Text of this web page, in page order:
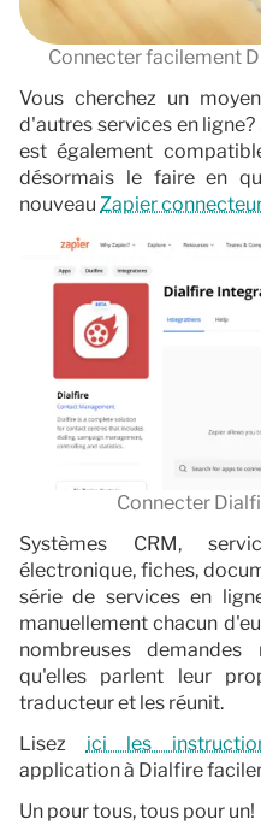
Connecter facilement
Vous cherchez un
d'autres services en
est également
désormais le faire en
nouveau Zapier connecteur
Connecter
Systèmes CRM,
électronique, fiches,
série de services en
manuellement chacun
nombreuses
qu'elles parlent leur
traducteur et les réunit.
Lisez ici les
application à Dialfire
Un pour tous, tous pour un!